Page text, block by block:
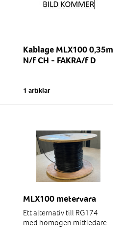
Kablage MLX100 0,35m
N/f CH - FAKRA/f D
1 artiklar
MLX100 metervara
Ett alternativ till RG174
med homogen mittledare